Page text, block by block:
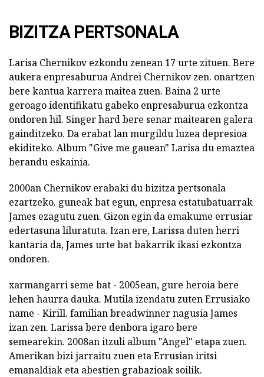
BIZITZA PERTSONALA
Larisa Chernikov ezkondu zenean 17 urte zituen. Bere
aukera enpresaburua Andrei Chernikov zen. onartzen
bere kantua karrera maitea zuen. Baina 2 urte
geroago identifikatu gabeko enpresaburua ezkontza
ondoren hil. Singer hard bere senar maitearen galera
gainditzeko. Da erabat lan murgildu luzea depresioa
ekiditeko. Album "Give me gauean" Larisa du emaztea
berandu eskainia.
2000an Chernikov erabaki du bizitza pertsonala
ezartzeko. guneak bat egun, enpresa estatubatuarrak
James ezagutu zuen. Gizon egin da emakume errusiar
edertasuna liluratuta. Izan ere, Larissa duten herri
kantaria da, James urte bat bakarrik ikasi ezkontza
ondoren.
xarmangarri seme bat - 2005ean, gure heroia bere
lehen haurra dauka. Mutila izendatu zuten Errusiako
name - Kirill. familian breadwinner nagusia James
izan zen. Larissa bere denbora igaro bere
semearekin. 2008an itzuli album "Angel" etapa zuen.
Amerikan bizi jarraitu zuen eta Errusian iritsi
emanaldiak eta abestien grabazioak soilik.